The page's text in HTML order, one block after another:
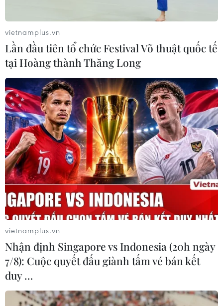
Tổng thống đắc cử Hàn Quốc có thể sớm
gặp Tổng thống Mỹ Joe Biden
10/03/2022 03:44
Giới quan sát nhận định ông Yoon Suk-yeol và ông Joe
Biden có thể tiến hành cuộc gặp thượng đỉnh lần đầu
tiên vào cuối tháng 5 ngay sau khi tiến hành lễ nhậm
chức dự kiến vào ngày 10/5 tới.
Mỹ-Hàn nhấn mạnh trọng tâm hợp tác
đảm bảo cung ứng chất bán dẫn
vietnamplus.vn
Lần đầu tiên tổ chức Festival Võ thuật quốc tế
tại Hoàng thành Thăng Long
vietnamplus.vn
Nhận định Singapore vs Indonesia (20h ngày
7/8): Cuộc quyết đấu giành tấm vé bán kết
duy …